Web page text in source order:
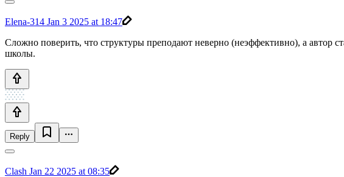
Elena-314 Jan 3 2025 at 18:47
Сложно поверить, что структуры преподают неверно (неэффективно), а автор
школы.
Reply
Clash Jan 22 2025 at 08:35